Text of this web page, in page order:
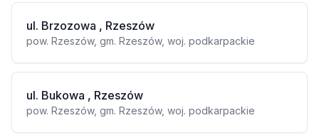
ul. Brzozowa , Rzeszów
pow. Rzeszów, gm. Rzeszów, woj. podkarpackie
ul. Bukowa , Rzeszów
pow. Rzeszów, gm. Rzeszów, woj. podkarpackie